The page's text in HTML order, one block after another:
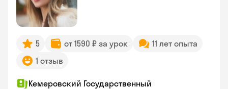
5 от 1590 ₽ за урок
11 лет опыта
1 отзыв
Кемеровский Государственный